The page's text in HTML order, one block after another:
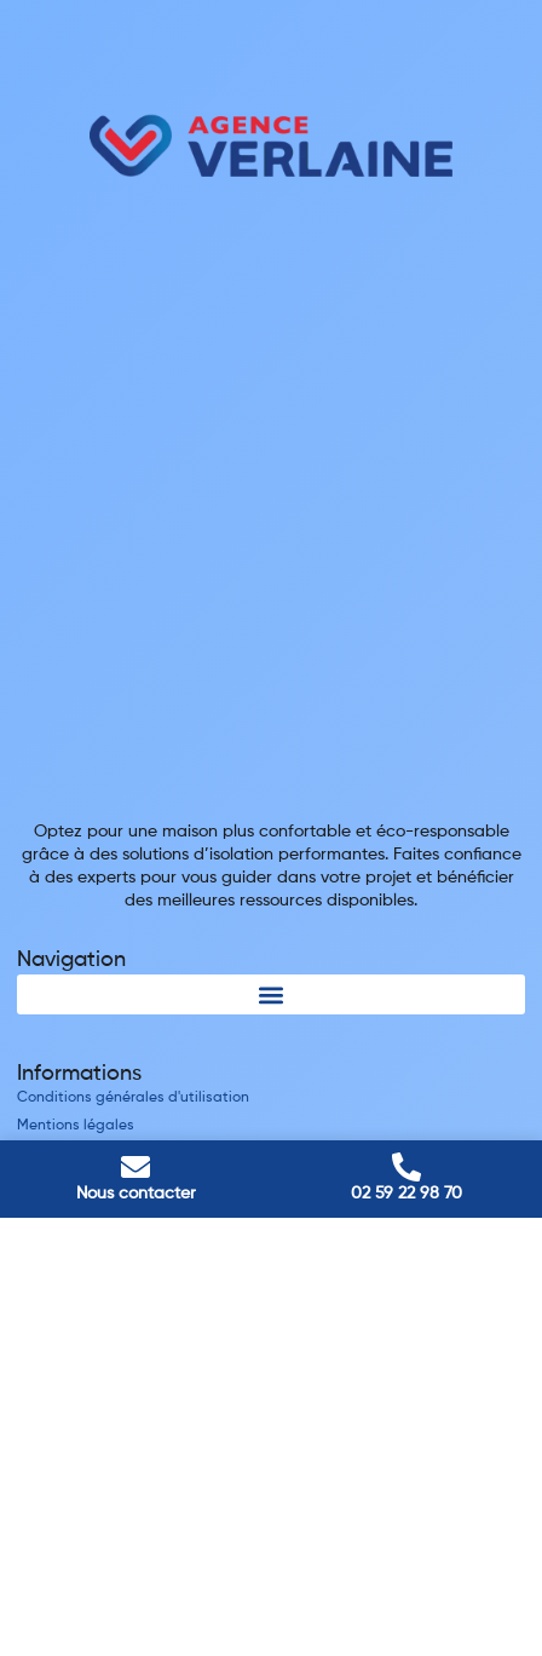
Nous contacter 02 59 22 98 70
Optez pour une maison plus confortable et éco-responsable
grâce à des solutions d’isolation performantes. Faites confiance
à des experts pour vous guider dans votre projet et bénéficier
des meilleures ressources disponibles.
Navigation
Informations
Conditions générales d'utilisation
Mentions légales
Nous contacter